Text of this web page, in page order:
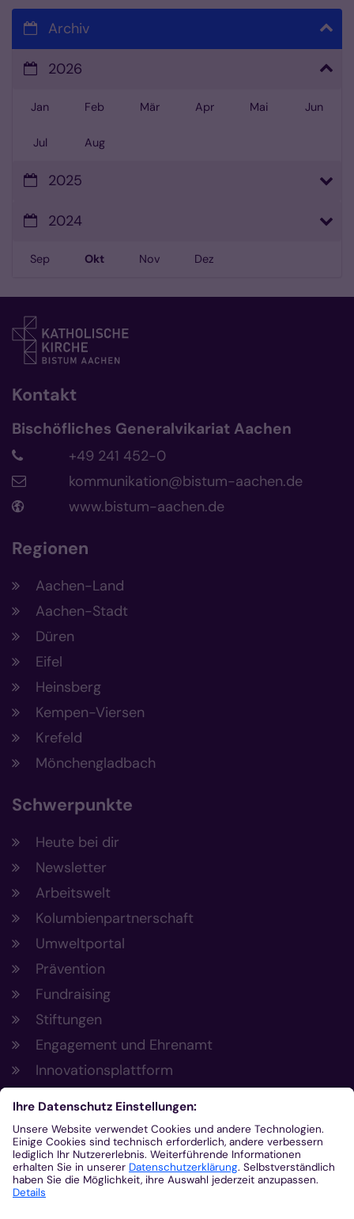
Archiv
2026
Jan Feb Mär Apr Mai Jun
Jul Aug
2025
2024
Sep Okt Nov Dez
Kontakt
Bischöfliches Generalvikariat Aachen
+49 241 452-0
kommunikation@bistum-aachen.de
www.bistum-aachen.de
Regionen
Aachen-Land
Aachen-Stadt
Düren
Eifel
Heinsberg
Kempen-Viersen
Krefeld
Mönchengladbach
Schwerpunkte
Heute bei dir
Newsletter
Arbeitswelt
Kolumbienpartnerschaft
Umweltportal
Prävention
Fundraising
Stiftungen
Engagement und Ehrenamt
Innovationsplattform
Aus der Plattform
Nachrichten
Veranstaltungen
Gottesdienste